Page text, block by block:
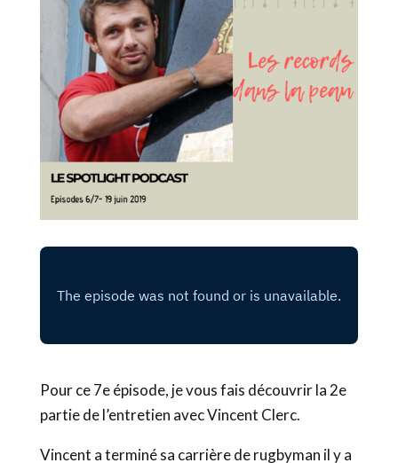
Pour ce 7e épisode, je vous fais découvrir la 2e
partie de l’entretien avec Vincent Clerc.
Vincent a terminé sa carrière de rugbyman il y a